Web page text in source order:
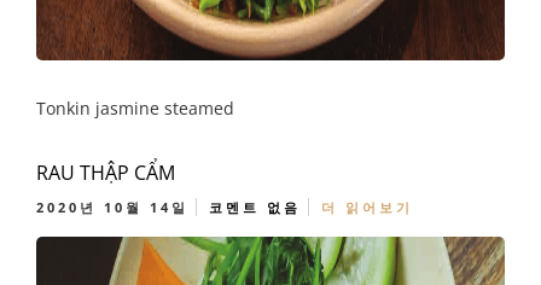
Tonkin jasmine steamed
RAU THẬP CẨM
2020년 10월 14일 코멘트 없음 더 읽어보기